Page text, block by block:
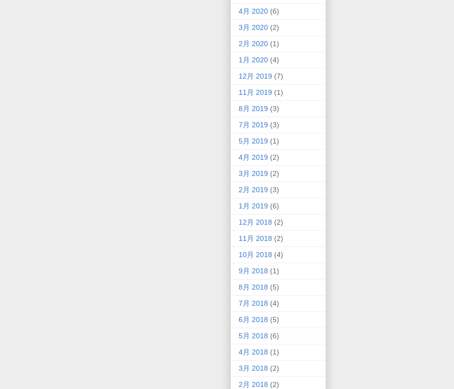
4月 2020 (6)
3月 2020 (2)
2月 2020 (1)
1月 2020 (4)
12月 2019 (7)
11月 2019 (1)
8月 2019 (3)
7月 2019 (3)
5月 2019 (1)
4月 2019 (2)
3月 2019 (2)
2月 2019 (3)
1月 2019 (6)
12月 2018 (2)
11月 2018 (2)
10月 2018 (4)
9月 2018 (1)
8月 2018 (5)
7月 2018 (4)
6月 2018 (5)
5月 2018 (6)
4月 2018 (1)
3月 2018 (2)
2月 2018 (2)